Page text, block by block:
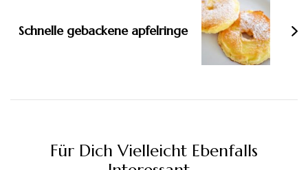
Schnelle gebackene apfelringe
Für Dich Vielleicht Ebenfalls